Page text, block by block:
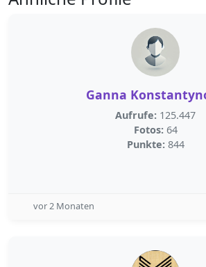
Ganna
Aufrufe: 125.447
Fotos: 64
Punkte: 844
vor 2 Monaten